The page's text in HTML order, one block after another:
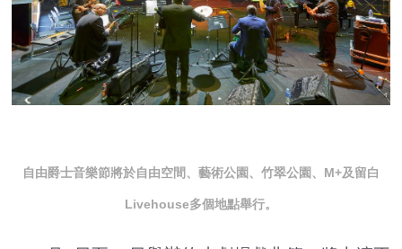
自由爵士音樂節將於自由空間、藝術公園、竹翠公園、M+及留白
Livehouse多個地點舉行。